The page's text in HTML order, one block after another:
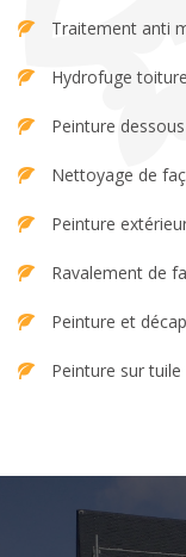
Traitement anti
Hydrofuge
Peinture
Nettoyage de
Peinture
Ravalement de
Peinture et
Peinture sur tuile